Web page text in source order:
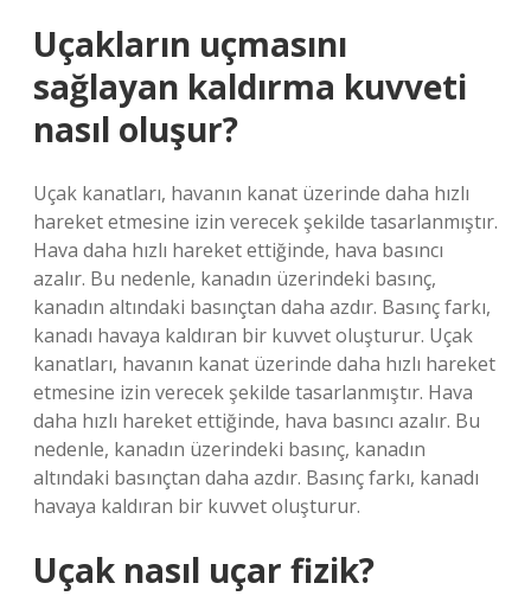
Uçakların uçmasını
sağlayan kaldırma kuvveti
nasıl oluşur?
Uçak kanatları, havanın kanat üzerinde daha hızlı
hareket etmesine izin verecek şekilde tasarlanmıştır.
Hava daha hızlı hareket ettiğinde, hava basıncı
azalır. Bu nedenle, kanadın üzerindeki basınç,
kanadın altındaki basınçtan daha azdır. Basınç farkı,
kanadı havaya kaldıran bir kuvvet oluşturur. Uçak
kanatları, havanın kanat üzerinde daha hızlı hareket
etmesine izin verecek şekilde tasarlanmıştır. Hava
daha hızlı hareket ettiğinde, hava basıncı azalır. Bu
nedenle, kanadın üzerindeki basınç, kanadın
altındaki basınçtan daha azdır. Basınç farkı, kanadı
havaya kaldıran bir kuvvet oluşturur.
Uçak nasıl uçar fizik?